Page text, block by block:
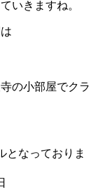
いきますね。
の小部屋でクラ
なっておりま